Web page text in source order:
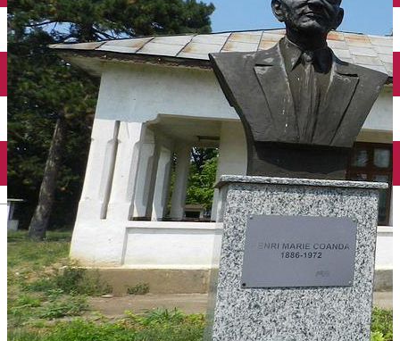
English
Închirieri auto
Închirieri biciclete
Taxi
Încărcare vehicule electrice